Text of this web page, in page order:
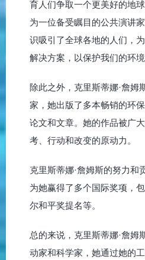
育人们争取一个更美好的地
为一位备受瞩目的公共演讲
识吸引了全球各地的人们，
解决方案，以保护我们的环境
除此之外，克里斯蒂娜·詹姆
家，她出版了多本畅销的环
论文和文章。她的作品被广
考、行动和改变的原动力。
克里斯蒂娜·詹姆斯的努力和
为她赢得了多个国际奖项，
尔和平奖提名等。
总的来说，克里斯蒂娜·詹姆
动家和科学家，她通过她的